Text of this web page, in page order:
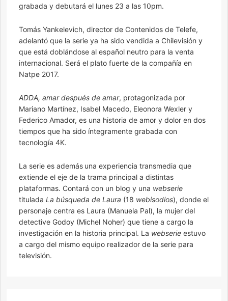
grabada y debutará el lunes 23 a las 10pm.
Tomás Yankelevich, director de Contenidos de Telefe,
adelantó que la serie ya ha sido vendida a Chilevisión y
que está doblándose al español neutro para la venta
internacional. Será el plato fuerte de la compañía en
Natpe 2017.
ADDA, amar después de amar, protagonizada por
Mariano Martínez, Isabel Macedo, Eleonora Wexler y
Federico Amador, es una historia de amor y dolor en dos
tiempos que ha sido íntegramente grabada con
tecnología 4K.
La serie es además una experiencia transmedia que
extiende el eje de la trama principal a distintas
plataformas. Contará con un blog y una webserie
titulada La búsqueda de Laura (18 webisodios), donde el
personaje centra es Laura (Manuela Pal), la mujer del
detective Godoy (Michel Noher) que tiene a cargo la
investigación en la historia principal. La webserie estuvo
a cargo del mismo equipo realizador de la serie para
televisión.